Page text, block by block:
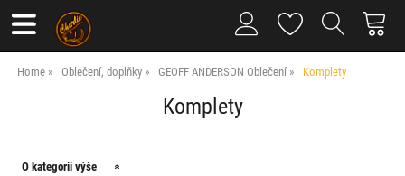
Home Oblečení, doplňky GEOFF ANDERSON Oblečení Komplety
Komplety
O kategorii výše